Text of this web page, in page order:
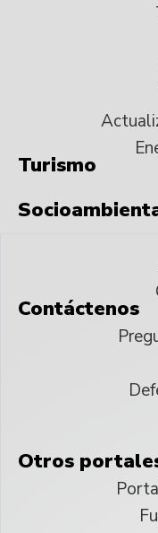
Turismo
Contáctenos
Otros